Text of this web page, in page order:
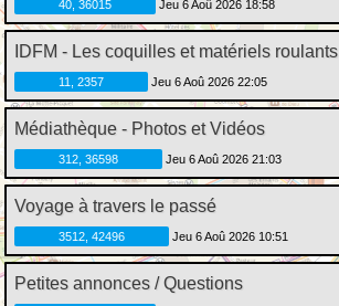
40, 36015 Jeu 6 Aoû 2026 18:58
IDFM - Les coquilles et matériels roulants
11, 2357 Jeu 6 Aoû 2026 22:05
Médiathèque - Photos et Vidéos
312, 36598 Jeu 6 Aoû 2026 21:03
Voyage à travers le passé
3512, 42496 Jeu 6 Aoû 2026 10:51
Petites annonces / Questions